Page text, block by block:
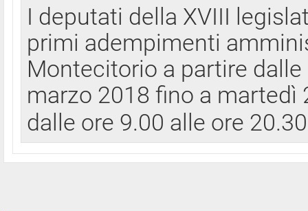
I deputati della XVIII
primi adempimenti
Montecitorio a partire
marzo 2018 fino a
dalle ore 9.00 alle ore